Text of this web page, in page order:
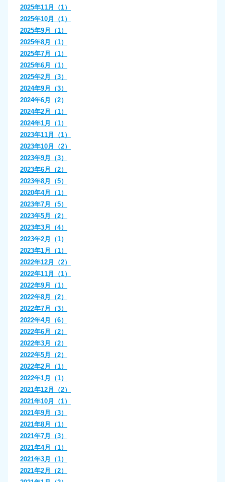
2025年11月（1）
2025年10月（1）
2025年9月（1）
2025年8月（1）
2025年7月（1）
2025年6月（1）
2025年2月（3）
2024年9月（3）
2024年6月（2）
2024年2月（1）
2024年1月（1）
2023年11月（1）
2023年10月（2）
2023年9月（3）
2023年6月（2）
2023年8月（5）
2020年4月（1）
2023年7月（5）
2023年5月（2）
2023年3月（4）
2023年2月（1）
2023年1月（1）
2022年12月（2）
2022年11月（1）
2022年9月（1）
2022年8月（2）
2022年7月（3）
2022年4月（6）
2022年6月（2）
2022年3月（2）
2022年5月（2）
2022年2月（1）
2022年1月（1）
2021年12月（2）
2021年10月（1）
2021年9月（3）
2021年8月（1）
2021年7月（3）
2021年4月（1）
2021年3月（1）
2021年2月（2）